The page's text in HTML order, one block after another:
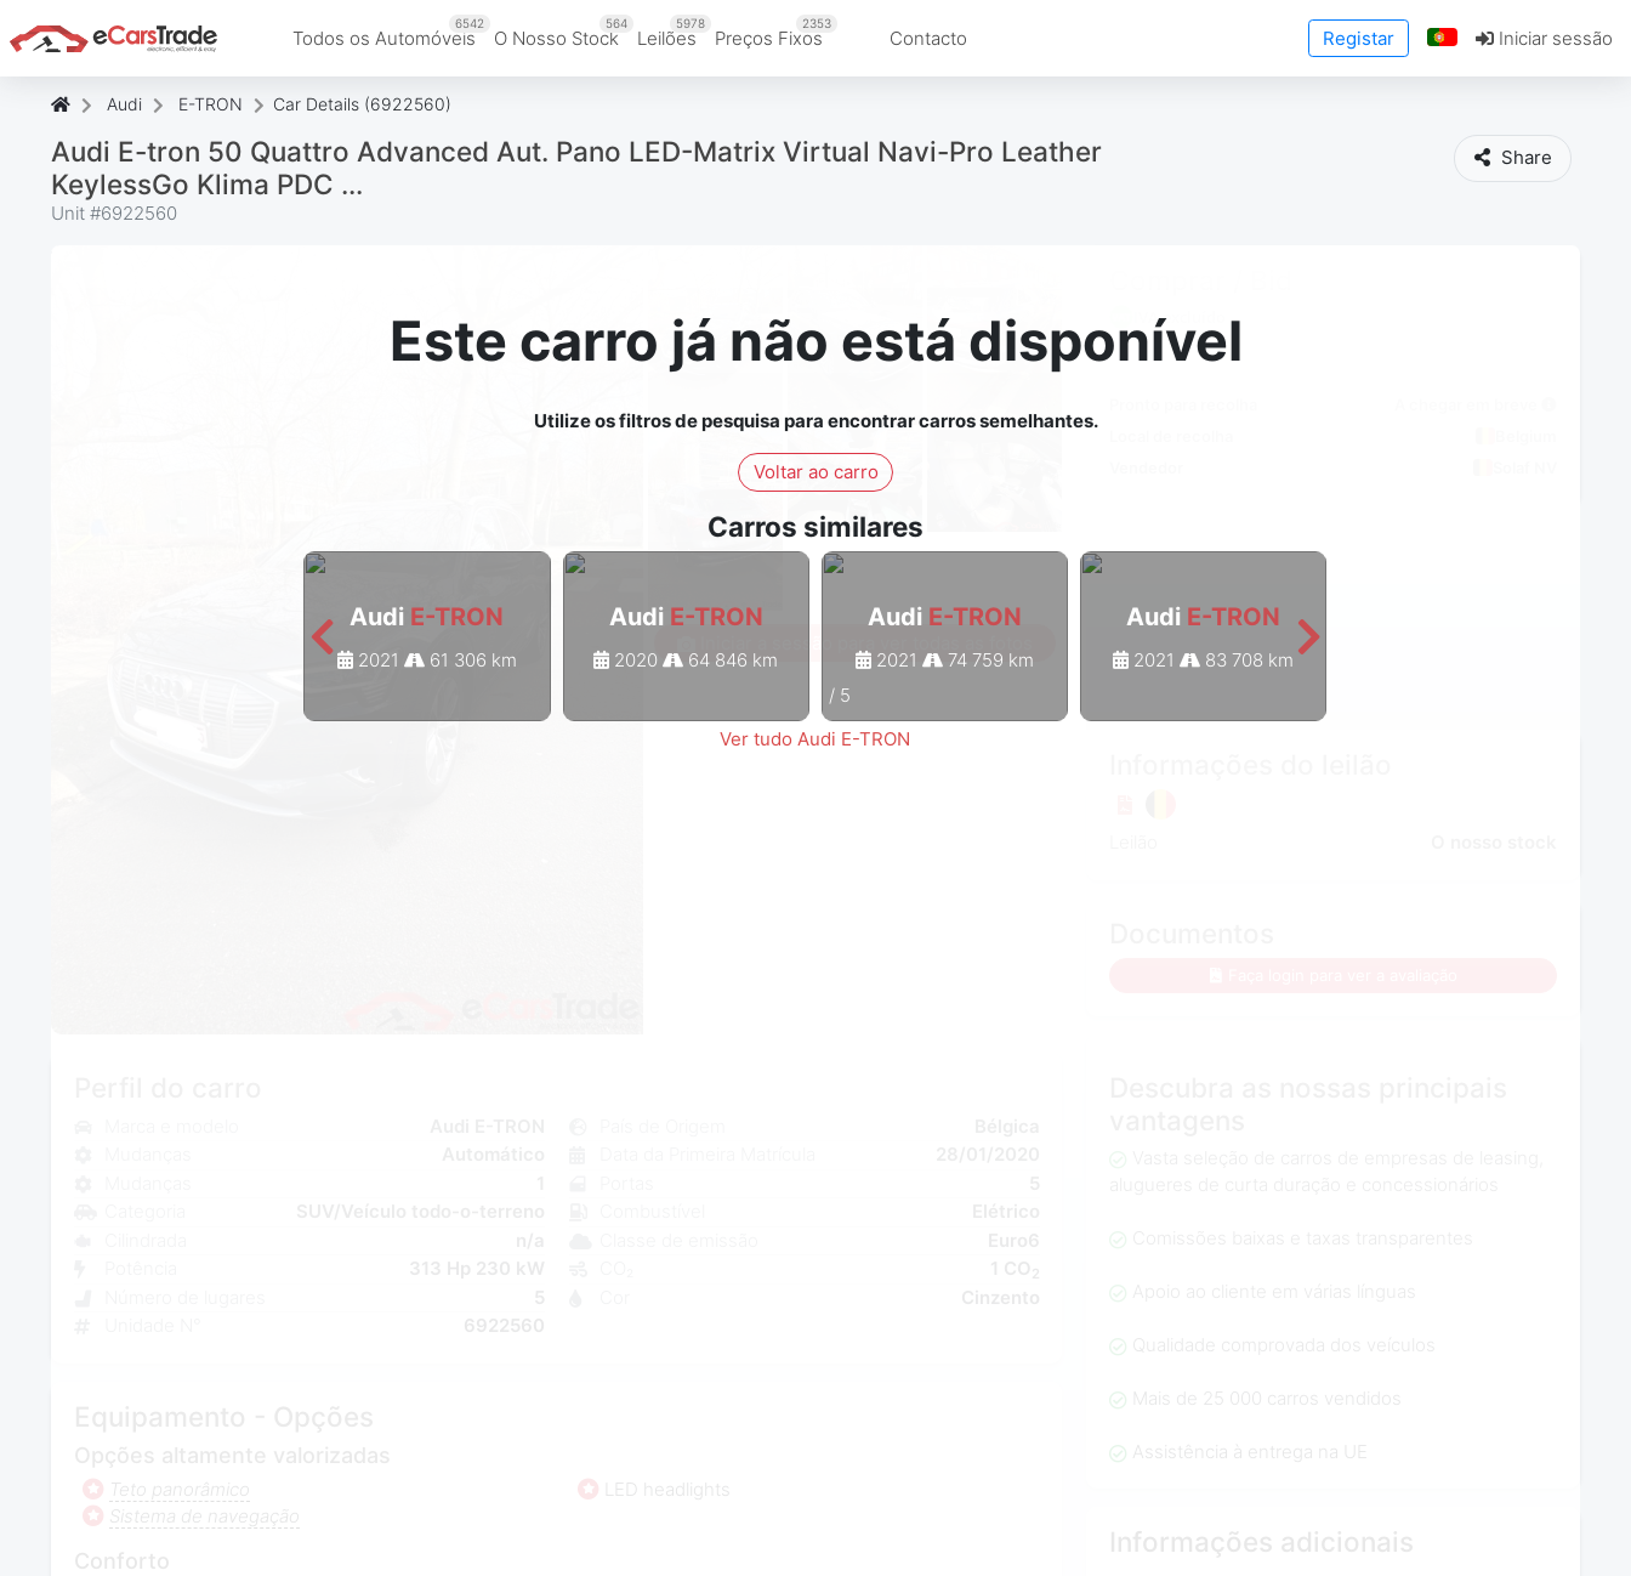
Todos os Automóveis
6542
O Nosso Stock
564
Leilões
5978
Preços Fixos
2353
Contacto Registar Iniciar sessão
Audi E-TRON Car Details (6922560)
Audi E-tron 50 Quattro Advanced Aut. Pano LED-Matrix Virtual Navi-Pro Leather
KeylessGo Klima PDC ...
Unit #6922560
Share
Este carro já não está disponível
Utilize os filtros de pesquisa para encontrar carros semelhantes.
Voltar ao carro
Carros similares
Audi E-TRON
2021 61 306 km
Audi E-TRON
2020 64 846 km
Audi E-TRON
2021 74 759 km
Audi E-TRON
2021 83 708 km
/ 5
Ver tudo Audi E-TRON
IVA excluído
Mais de 25 000 carros vendidos
Assistência à entrega na UE
Teto panorâmico
LED headlights
Sistema de navegação
Conforto